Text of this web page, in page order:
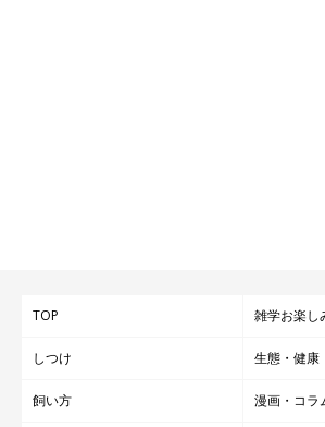
TOP 雑学お楽し
しつけ 生態・健康
飼い方 漫画・コラ